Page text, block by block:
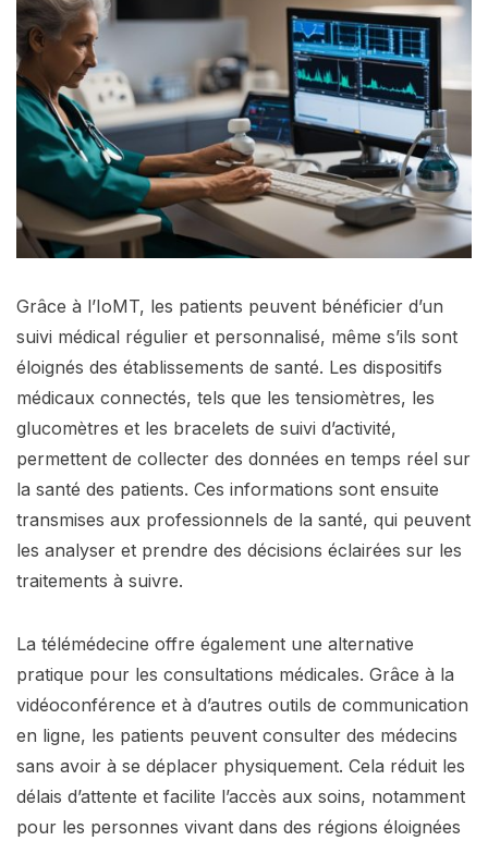
Grâce à l’IoMT, les patients peuvent bénéficier d’un
suivi médical régulier et personnalisé, même s’ils sont
éloignés des établissements de santé. Les dispositifs
médicaux connectés, tels que les tensiomètres, les
glucomètres et les bracelets de suivi d’activité,
permettent de collecter des données en temps réel sur
la santé des patients. Ces informations sont ensuite
transmises aux professionnels de la santé, qui peuvent
les analyser et prendre des décisions éclairées sur les
traitements à suivre.
La télémédecine offre également une alternative
pratique pour les consultations médicales. Grâce à la
vidéoconférence et à d’autres outils de communication
en ligne, les patients peuvent consulter des médecins
sans avoir à se déplacer physiquement. Cela réduit les
délais d’attente et facilite l’accès aux soins, notamment
pour les personnes vivant dans des régions éloignées